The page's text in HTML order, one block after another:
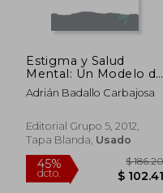
Estigma y Salud
Mental: Un Modelo de
Lucha Contra el
Estigma
Adrián Badallo Carbajosa
Editorial Grupo 5, 2012,
Tapa Blanda, Usado